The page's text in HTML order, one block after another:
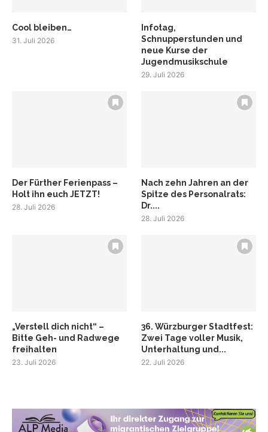
Cool bleiben…
31. Juli 2026
Infotag,
Schnupperstunden und
neue Kurse der
Jugendmusikschule
29. Juli 2026
Der Fürther Ferienpass –
Holt ihn euch JETZT!
28. Juli 2026
Nach zehn Jahren an der
Spitze des Personalrats:
Dr....
28. Juli 2026
„Verstell dich nicht“ –
Bitte Geh- und Radwege
freihalten
23. Juli 2026
36. Würzburger Stadtfest:
Zwei Tage voller Musik,
Unterhaltung und...
22. Juli 2026